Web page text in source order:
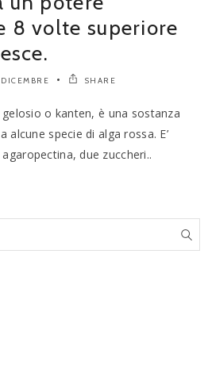
8 volte superiore
SHARE
gelosio o kanten, è una sostanza
specie di alga rossa. E’
due zuccheri..